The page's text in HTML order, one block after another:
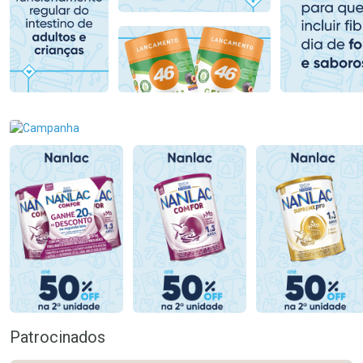
Comprar sem Desconto
Por R$ 139,90/cada
Comprar sem Desconto
Por R$ 139,90/cada
Comprar sem Desconto
Por R$ 78,99/cada
Comprar sem Desconto
Por R$ 78,99/cada
Patrocinados